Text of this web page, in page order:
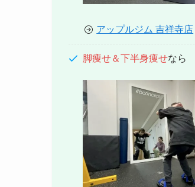
アップルジム 吉祥寺店
脚痩せ＆下半身痩せなら